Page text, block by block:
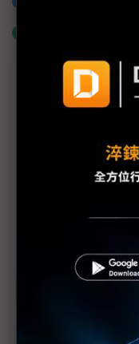
議題精選－12
HBM追單爆增？
三星加碼封裝技
SK海力士領先群